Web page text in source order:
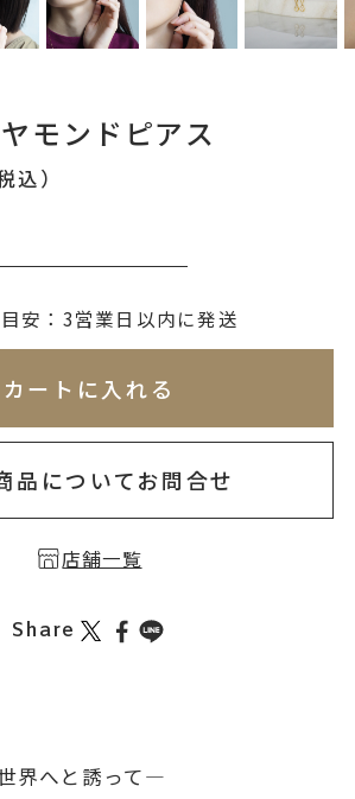
モンドピアス
込）
ついて)※必ず選択ください
安：3営業日以内に発送
カートに入れる
品についてお問合せ
店舗一覧
Share
界へと誘って―